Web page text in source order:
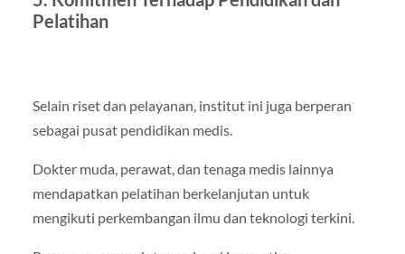
Pelatihan
Selain riset dan pelayanan, institut ini juga berperan
sebagai pusat pendidikan medis.
Dokter muda, perawat, dan tenaga medis lainnya
mendapatkan pelatihan berkelanjutan untuk
mengikuti perkembangan ilmu dan teknologi terkini.